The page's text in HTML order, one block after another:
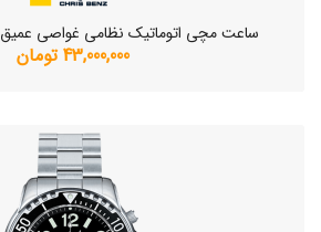
ساعت مچی اتوماتیک نظامی غواصی عمیق CB-1000A-S-KBS
43,000,000 تومان